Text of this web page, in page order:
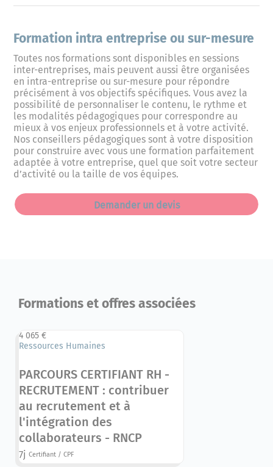
Formation intra entreprise ou sur-mesure
Toutes nos formations sont disponibles en sessions
inter-entreprises, mais peuvent aussi être organisées
en intra-entreprise ou sur-mesure pour répondre
précisément à vos objectifs spécifiques. Vous avez la
possibilité de personnaliser le contenu, le rythme et
les modalités pédagogiques pour correspondre au
mieux à vos enjeux professionnels et à votre activité.
Nos conseillers pédagogiques sont à votre disposition
pour construire avec vous une formation parfaitement
adaptée à votre entreprise, quel que soit votre secteur
d’activité ou la taille de vos équipes.
Demander un devis
Formations et offres associées
4 065 €
Ressources Humaines
PARCOURS CERTIFIANT RH -
RECRUTEMENT : contribuer
au recrutement et à
l'intégration des
collaborateurs - RNCP
7j Certifiant / CPF